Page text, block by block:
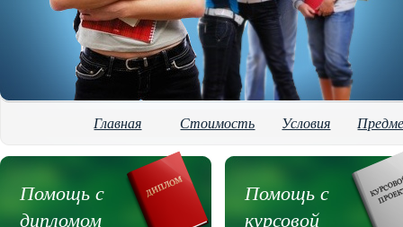
Главная Стоимость Условия
Помощь с
дипломом
Помощь с
курсовой